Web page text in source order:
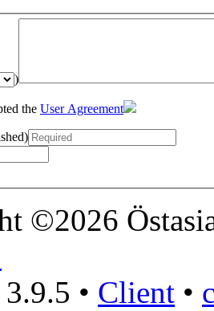
)
the User Agreement
©2026
• Client •